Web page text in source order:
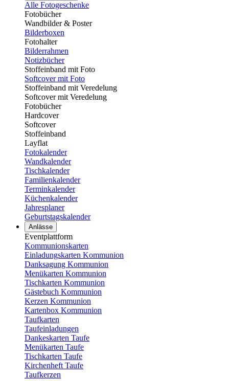
Alle Fotogeschenke
Fotobücher
Wandbilder & Poster
Bilderboxen
Fotohalter
Bilderrahmen
Notizbücher
Stoffeinband mit Foto
Softcover mit Foto
Stoffeinband mit Veredelung
Softcover mit Veredelung
Fotobücher
Hardcover
Softcover
Stoffeinband
Layflat
Fotokalender
Wandkalender
Tischkalender
Familienkalender
Terminkalender
Küchenkalender
Jahresplaner
Geburtstagskalender
Anlässe
Eventplattform
Kommunionskarten
Einladungskarten Kommunion
Danksagung Kommunion
Menükarten Kommunion
Tischkarten Kommunion
Gästebuch Kommunion
Kerzen Kommunion
Kartenbox Kommunion
Taufkarten
Taufeinladungen
Dankeskarten Taufe
Menükarten Taufe
Tischkarten Taufe
Kirchenheft Taufe
Taufkerzen